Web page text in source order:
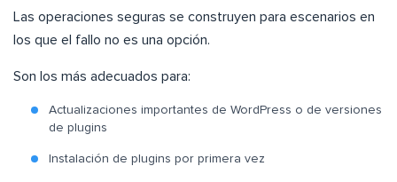
Las operaciones seguras se construyen para escenarios en
los que el fallo no es una opción.
Son los más adecuados para:
Actualizaciones importantes de WordPress o de versiones
de plugins
Instalación de plugins por primera vez